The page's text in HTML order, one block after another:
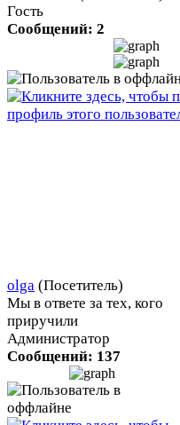
Гость
Сообщений: 2
olga (Посетитель)
Мы в ответе за тех, кого
приручили
Администратор
Сообщений: 137